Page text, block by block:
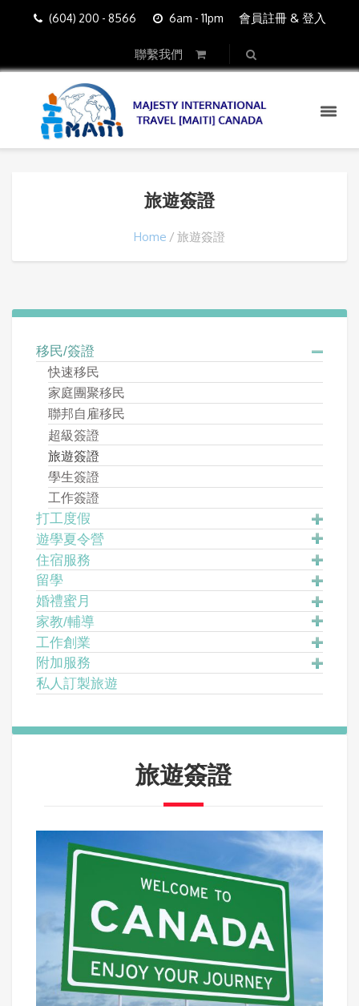
(604) 200 - 8566 6am - 11pm 會員註冊 & 登入
聯繫我們
旅遊簽證
Home 旅遊簽證
移民/簽證
快速移民
家庭團聚移民
聯邦自雇移民
超級簽證
旅遊簽證
學生簽證
工作簽證
打工度假
遊學夏令營
住宿服務
留學
婚禮蜜月
家教/輔導
工作創業
附加服務
私人訂製旅遊
旅遊簽證